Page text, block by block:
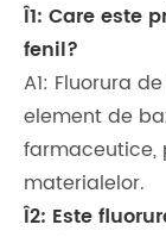
Î1: Care este
fenil?
A1: Fluorura
element de
farmaceutice,
materialelor.
Î2: Este